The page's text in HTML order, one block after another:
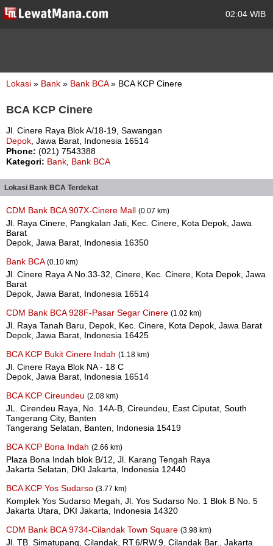
02:04 WIB
Lokasi » Bank » Bank BCA» BCA KCP Cinere
BCA KCP Cinere
Jl. Cinere Raya Blok A/18-19, Sawangan
Depok , Jawa Barat, Indonesia 16514
Phone: (021) 7543388
Kategori: Bank Bank BCA
Lokasi Bank BCA Terdekat
CDM Bank BCA 907X-Cinere Mall (0.07 km)
Jl. Raya Cinere, Pangkalan Jati, Kec. Cinere, Kota Depok, Jawa
Barat
Depok, Jawa Barat, Indonesia 16350
Bank BCA (0.10 km)
Jl. Cinere Raya A No.33-32, Cinere, Kec. Cinere, Kota Depok, Jawa
Barat
Depok, Jawa Barat, Indonesia 16514
CDM Bank BCA 928F-Pasar Segar Cinere (1.02 km)
Jl. Raya Tanah Baru, Depok, Kec. Cinere, Kota Depok, Jawa Barat
Depok, Jawa Barat, Indonesia 16425
BCA KCP Bukit Cinere Indah (1.18 km)
Jl. Cinere Raya Blok NA - 18 C
Depok, Jawa Barat, Indonesia 16514
BCA KCP Cireundeu (2.08 km)
JL. Cirendeu Raya, No. 14A-B, Cireundeu, East Ciputat, South
Tangerang City, Banten
Tangerang Selatan, Banten, Indonesia 15419
BCA KCP Bona Indah (2.66 km)
Plaza Bona Indah blok B/12, Jl. Karang Tengah Raya
Jakarta Selatan, DKI Jakarta, Indonesia 12440
BCA KCP Yos Sudarso (3.77 km)
Komplek Yos Sudarso Megah, Jl. Yos Sudarso No. 1 Blok B No. 5
Jakarta Utara, DKI Jakarta, Indonesia 14320
CDM Bank BCA 9734-Cilandak Town Square (3.98 km)
Jl. TB. Simatupang, Cilandak, RT.6/RW.9, Cilandak Bar., Jakarta